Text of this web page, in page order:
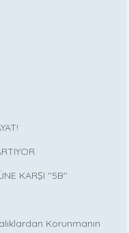
KARŞI ''5B''
Korunmanın